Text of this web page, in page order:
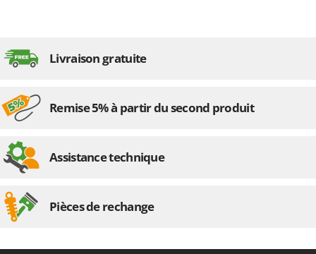
Livraison gratuite
Remise 5% à partir du second produit
Assistance technique
Pièces de rechange